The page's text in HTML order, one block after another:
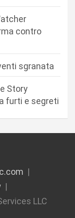
contro
sgranata
Story
furti e segreti
LLC